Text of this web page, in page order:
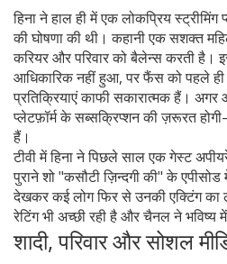
हिना ने हाल ही में एक लोकप्रिय स्ट्रीमिंग
की घोषणा की थी। कहानी एक सशक्त
करियर और परिवार को बैलेन्स करती है।
आधिकारिक नहीं हुआ, पर फैंस को पहले
प्रतिक्रियाएं काफी सकारात्मक हैं।
प्लेटफ़ॉर्म के सब्सक्रिप्शन की ज़रूरत
हैं।
टीवी में हिना ने पिछले साल एक गेस्ट
पुराने शो "कसौटी ज़िन्दगी की" के
देखकर कई लोग फिर से उनकी एक्टिंग
रेटिंग भी अच्छी रही है और चैनल ने भविष्य
शादी, परिवार और सोशल